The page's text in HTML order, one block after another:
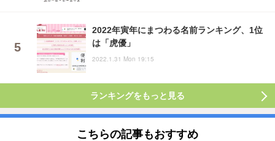
2022年寅年にまつわる名前ランキング、1位
は「虎優」
2022.1.31 Mon 19:15
ランキングをもっと見る
こちらの記事もおすすめ